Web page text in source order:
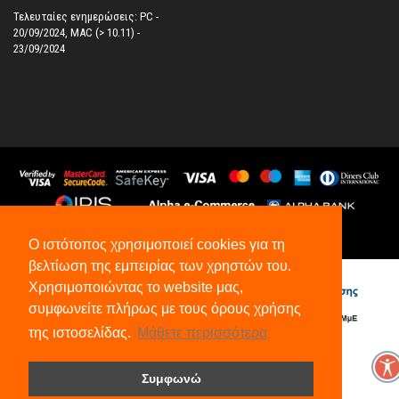
Ο ιστότοπος χρησιμοποιεί cookies για τη
βελτίωση της εμπειρίας των χρηστών του.
Χρησιμοποιώντας το website μας,
συμφωνείτε πλήρως με τους όρους χρήσης
της ιστοσελίδας. Μάθετε περισσότερα
Συμφωνώ
Τελευταίες ενημερώσεις: PC -
20/09/2024, MAC (> 10.11) -
23/09/2024
©2026All Rights Reserved.